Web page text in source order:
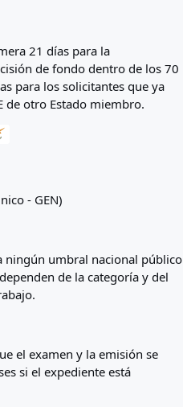
21 días para la
de fondo dentro de los 70
para los solicitantes que ya
de otro Estado miembro.
- GEN)
ningún umbral nacional público
de la categoría y del
el examen y la emisión se
si el expediente está